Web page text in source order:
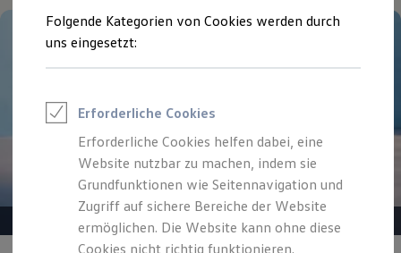
Saisonangebote
Reifenpakete
Leasing
Leasing-Angebote
Elektroauto Leasing
Kleinwagen-Leasing
Leasing ohne Anzahlung
Finanzierung
Autokredit mit Schlussrate
Versicherungen und Garantien
Kfz-Versicherung
Restschuldversicherungen
Garantien
Folgende Kategorien von Cookies werden durch
uns eingesetzt:
Erforderliche Cookies
Erforderliche Cookies helfen dabei, eine
Website nutzbar zu machen, indem sie
Grundfunktionen wie Seitennavigation und
Zugriff auf sichere Bereiche der Website
ermöglichen. Die Website kann ohne diese
Cookies nicht richtig funktionieren.